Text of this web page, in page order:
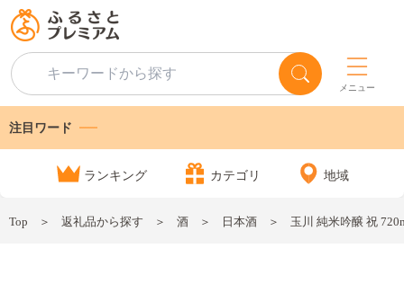
メニュー
注目ワード
ランキング カテゴリ 地域
Top 返礼品から探す 酒 日本酒 玉川 純米吟醸 祝